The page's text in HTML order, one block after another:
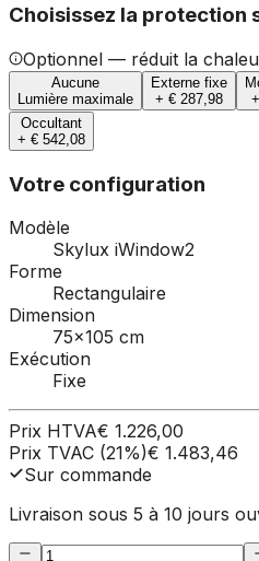
Choisissez la protection
Optionnel — réduit la
Aucune
Lumière maximale
Externe fixe
+ € 287,98
Occultant
+ € 542,08
Votre configuration
Modèle
Skylux iWindow2
Forme
Rectangulaire
Dimension
75×105 cm
Exécution
Fixe
Prix HTVA€ 1.226,00
Prix TVAC (21%)€ 1.483,46
Sur commande
Livraison sous 5 à 10 jours